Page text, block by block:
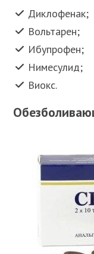
Диклофенак;
Вольтарен;
Ибупрофен;
Нимесулид;
Виокс.